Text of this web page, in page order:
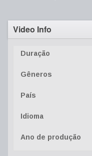
Video Info
Duração
Gêneros
País
Idioma
Ano de produção